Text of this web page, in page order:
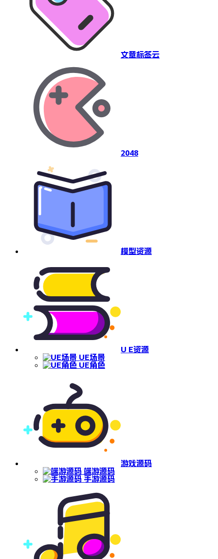
文章标签云
2048
模型资源
U E资源
UE场景
UE角色
游戏源码
端游源码
手游源码